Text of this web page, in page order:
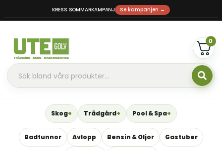
KRESS SOMMARKAMPANJ Se kampanjen →
0
Skog Trädgård Pool & Spa
Badtunnor Avlopp Bensin & Oljor Gastuber